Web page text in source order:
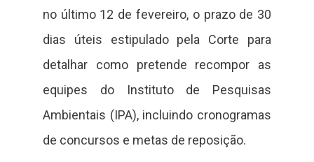
no último 12 de fevereiro, o prazo de 30
dias úteis estipulado pela Corte para
detalhar como pretende recompor as
equipes do Instituto de Pesquisas
Ambientais (IPA), incluindo cronogramas
de concursos e metas de reposição.